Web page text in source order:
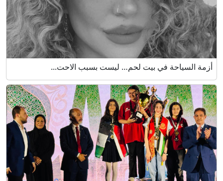
أزمة السياحة في بيت لحم… ليست بسبب الاحت...